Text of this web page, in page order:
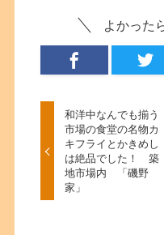
よかった
和洋中なんでも揃う
市場の食堂の名物カ
キフライとかきめし
は絶品でした！ 築
地市場内 「磯野
家」